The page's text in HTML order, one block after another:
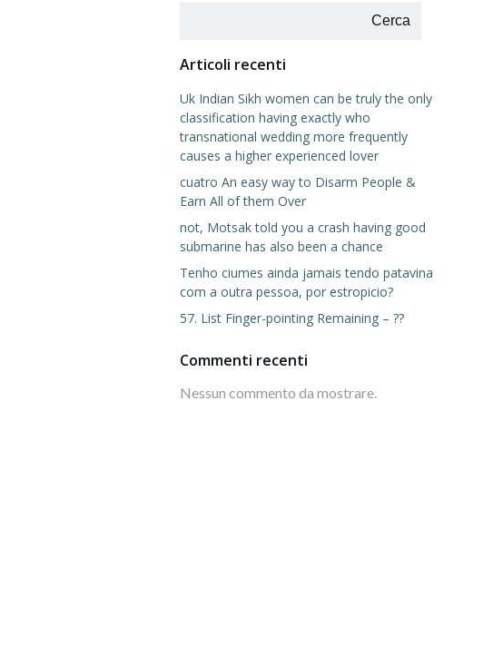
Cerca
Articoli recenti
Uk Indian Sikh women can be truly the only
classification having exactly who
transnational wedding more frequently
causes a higher experienced lover
cuatro An easy way to Disarm People &
Earn All of them Over
not, Motsak told you a crash having good
submarine has also been a chance
Tenho ciumes ainda jamais tendo patavina
com a outra pessoa, por estropicio?
57. List Finger-pointing Remaining – ??
Commenti recenti
Nessun commento da mostrare.